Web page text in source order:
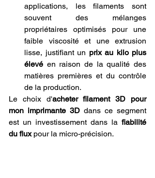
applications, les filaments sont
souvent des mélanges
propriétaires optimisés pour une
faible viscosité et une extrusion
lisse, justifiant un prix au kilo plus
élevé en raison de la qualité des
matières premières et du contrôle
de la production.
Le choix d'acheter filament 3D pour
mon imprimante 3D dans ce segment
est un investissement dans la fiabilité
du flux pour la micro-précision.